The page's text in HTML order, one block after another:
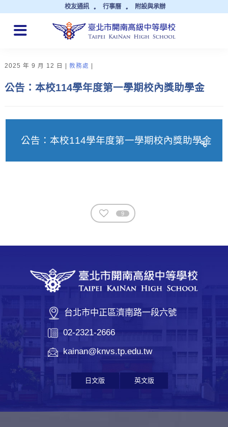
校友通訊 行事曆 附設與承辦
QUICK LINKS
2025 年 9 月 12 日 教務處
公告：本校114學年度第一學期校內獎助學金
公告：本校114學年度第一學期校內獎助學金
9
台北市中正區濟南路一段六號
02-2321-2666
kainan@knvs.tp.edu.tw
日文版 英文版